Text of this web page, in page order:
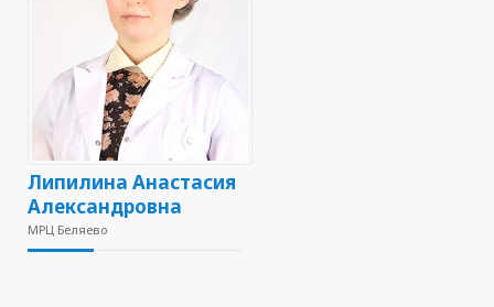
Липилина Анастасия
Александровна
МРЦ Беляево